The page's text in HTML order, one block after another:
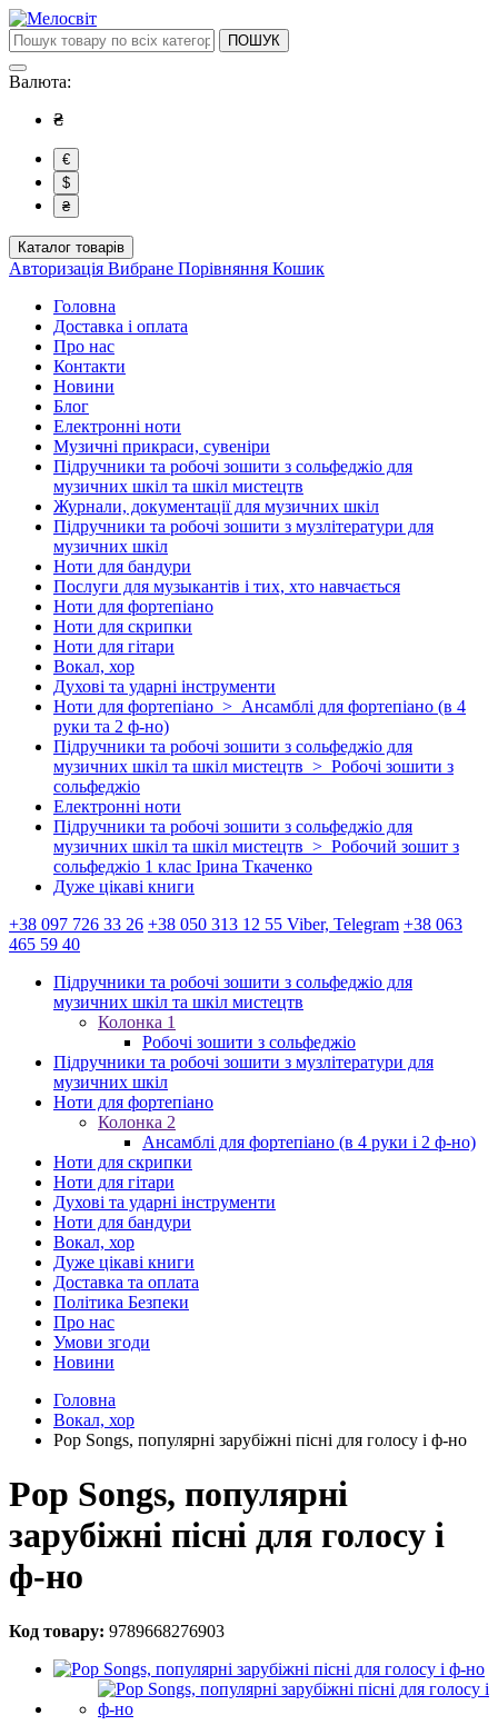
ПОШУК
Валюта:
₴
€
$
₴
Каталог товарів
Авторизація Вибране Порівняння Кошик
Головна
Доставка і оплата
Про нас
Контакти
Новини
Блог
Електронні ноти
Музичні прикраси, сувеніри
Підручники та робочі зошити з сольфеджіо для
музичних шкіл та шкіл мистецтв
Журнали, документації для музичних шкіл
Підручники та робочі зошити з музлітератури для
музичних шкіл
Ноти для бандури
Послуги для музыкантів і тих, хто навчається
Ноти для фортепіано
Ноти для скрипки
Ноти для гітари
Вокал, хор
Духові та ударні інструменти
Ноти для фортепіано > Ансамблі для фортепіано (в 4
руки та 2 ф-но)
Підручники та робочі зошити з сольфеджіо для
музичних шкіл та шкіл мистецтв > Робочі зошити з
сольфеджіо
Електронні ноти
Підручники та робочі зошити з сольфеджіо для
музичних шкіл та шкіл мистецтв > Робочий зошит з
сольфеджіо 1 клас Ірина Ткаченко
Дуже цікаві книги
+38 097 726 33 26 +38 050 313 12 55 Viber, Telegram +38 063
465 59 40
Підручники та робочі зошити з сольфеджіо для
музичних шкіл та шкіл мистецтв
Колонка 1
Робочі зошити з сольфеджіо
Підручники та робочі зошити з музлітератури для
музичних шкіл
Ноти для фортепіано
Колонка 2
Ансамблі для фортепіано (в 4 руки і 2 ф-но)
Ноти для скрипки
Ноти для гітари
Духові та ударні інструменти
Ноти для бандури
Вокал, хор
Дуже цікаві книги
Доставка та оплата
Політика Безпеки
Про нас
Умови згоди
Новини
Головна
Вокал, хор
Pop Songs, популярні зарубіжні пісні для голосу і ф-но
Pop Songs, популярні
зарубіжні пісні для голосу і
ф-но
Код товару: 9789668276903